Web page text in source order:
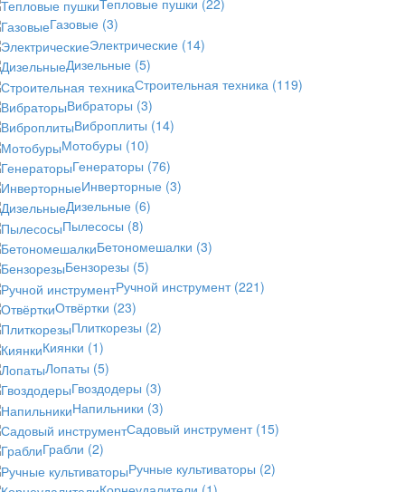
Газовые (3)
Электрические (14)
Дизельные (5)
Строительная техника (119)
Вибраторы (3)
Виброплиты (14)
Мотобуры (10)
Генераторы (76)
Инверторные (3)
Дизельные (6)
Пылесосы (8)
Бетономешалки (3)
Бензорезы (5)
Ручной инструмент (221)
Отвёртки (23)
Плиткорезы (2)
Киянки (1)
Лопаты (5)
Гвоздодеры (3)
Напильники (3)
Садовый инструмент (15)
Грабли (2)
Ручные культиваторы (2)